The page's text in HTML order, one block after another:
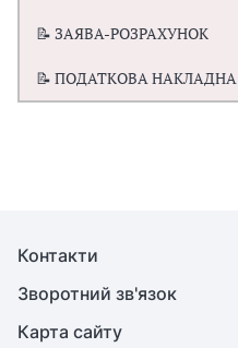
📝 ЗАЯВА-РОЗРАХУНОК
📝 ПОДАТКОВА НАКЛАДНА
Контакти
Зворотний зв'язок
Карта сайту